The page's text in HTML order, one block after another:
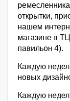
открытки,
нашем
магазине в
павильон 4).
Каждую
новых
Каждую